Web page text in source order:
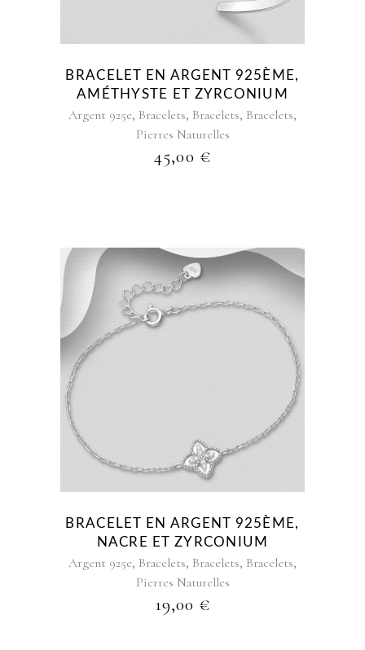
BRACELET EN ARGENT 925ÈME,
AMÉTHYSTE ET ZYRCONIUM
Argent 925e, Bracelets, Bracelets, Bracelets,
Pierres Naturelles
45,00 €
BRACELET EN ARGENT 925ÈME,
NACRE ET ZYRCONIUM
Argent 925e, Bracelets, Bracelets, Bracelets,
Pierres Naturelles
19,00 €